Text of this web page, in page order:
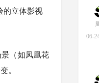
的立体影视
（如凤凰花
。
06-